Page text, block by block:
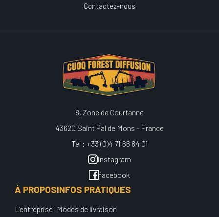
Contactez-nous
8, Zone de Courtanne
43620 Saint Pal de Mons - France
Tel : +33 (0)4 71 66 64 01
instagram
facebook
À PROPOS
L'entreprise
INFOS PRATIQUES
Modes de livraison